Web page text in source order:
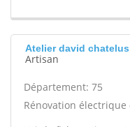
Atelier david chatelus
Artisan
Département: 75
Rénovation